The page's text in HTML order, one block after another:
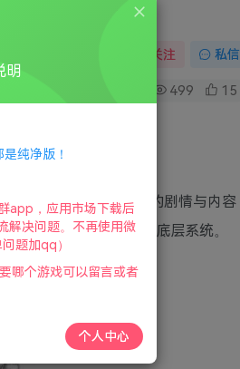
关注 私信
499 15
立章节构成。其独特的剧情与内容
提下大幅翻新画面与底层系统。
明
纯净版！
app，应用市场下载后
解决问题。不再使用微
题加qq）
哪个游戏可以留言或者
个人中心